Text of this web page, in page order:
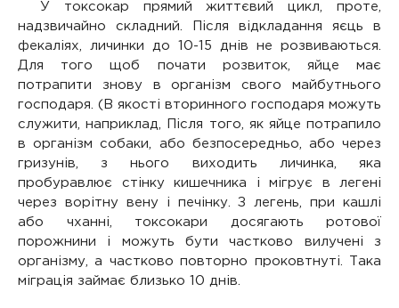
У токсокар прямий життєвий цикл, проте,
надзвичайно складний. Після відкладання яєць в
фекаліях, личинки до 10-15 днів не розвиваються.
Для того щоб почати розвиток, яйце має
потрапити знову в організм свого майбутнього
господаря. (В якості вторинного господаря можуть
служити, наприклад, Після того, як яйце потрапило
в організм собаки, або безпосередньо, або через
гризунів, з нього виходить личинка, яка
пробуравлює стінку кишечника і мігрує в легені
через ворітну вену і печінку. З легень, при кашлі
або чханні, токсокари досягають ротової
порожнини і можуть бути частково вилучені з
організму, а частково повторно проковтнуті. Така
міграція займає близько 10 днів.